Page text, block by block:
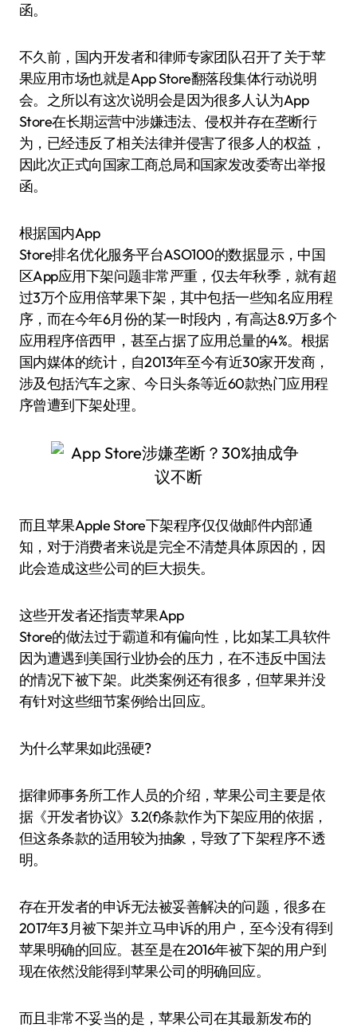
函。
不久前，国内开发者和律师专家团队召开了关于苹
果应用市场也就是App Store翻落段集体行动说明
会。之所以有这次说明会是因为很多人认为App
Store在长期运营中涉嫌违法、侵权并存在垄断行
为，已经违反了相关法律并侵害了很多人的权益，
因此次正式向国家工商总局和国家发改委寄出举报
函。
根据国内App
Store排名优化服务平台ASO100的数据显示，中国
区App应用下架问题非常严重，仅去年秋季，就有超
过3万个应用倍苹果下架，其中包括一些知名应用程
序，而在今年6月份的某一时段内，有高达8.9万多个
应用程序倍西甲，甚至占据了应用总量的4%。根据
国内媒体的统计，自2013年至今有近30家开发商，
涉及包括汽车之家、今日头条等近60款热门应用程
序曾遭到下架处理。
而且苹果Apple Store下架程序仅仅做邮件内部通
知，对于消费者来说是完全不清楚具体原因的，因
此会造成这些公司的巨大损失。
这些开发者还指责苹果App
Store的做法过于霸道和有偏向性，比如某工具软件
因为遭遇到美国行业协会的压力，在不违反中国法
的情况下被下架。此类案例还有很多，但苹果并没
有针对这些细节案例给出回应。
为什么苹果如此强硬?
据律师事务所工作人员的介绍，苹果公司主要是依
据《开发者协议》3.2(f)条款作为下架应用的依据，
但这条条款的适用较为抽象，导致了下架程序不透
明。
存在开发者的申诉无法被妥善解决的问题，很多在
2017年3月被下架并立马申诉的用户，至今没有得到
苹果明确的回应。甚至是在2016年被下架的用户到
现在依然没能得到苹果公司的明确回应。
而且非常不妥当的是，苹果公司在其最新发布的